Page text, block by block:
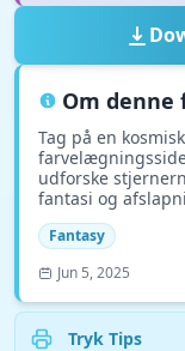
Om
Tag på en
udforske
fantasi og
Fantasy
Jun 5, 2025
Tryk Tips